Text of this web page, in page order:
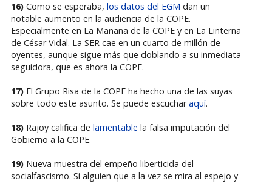
16)Como se esperaba, los datos del EGM dan un
notable aumento en la audiencia de la COPE.
Especialmente en La Mañana de la COPE y en La Linterna
de César Vidal. La SER cae en un cuarto de millón de
oyentes, aunque sigue más que doblando a su inmediata
seguidora, que es ahora la COPE.
17)El Grupo Risa de la COPE ha hecho una de las suyas
sobre todo este asunto. Se puede escucharaquí.
18)Rajoy califica de lamentable la falsa imputación del
Gobierno a la COPE.
19)Nueva muestra del empeño liberticida del
socialfascismo. Si alguien que a la vez se mira al espejo y